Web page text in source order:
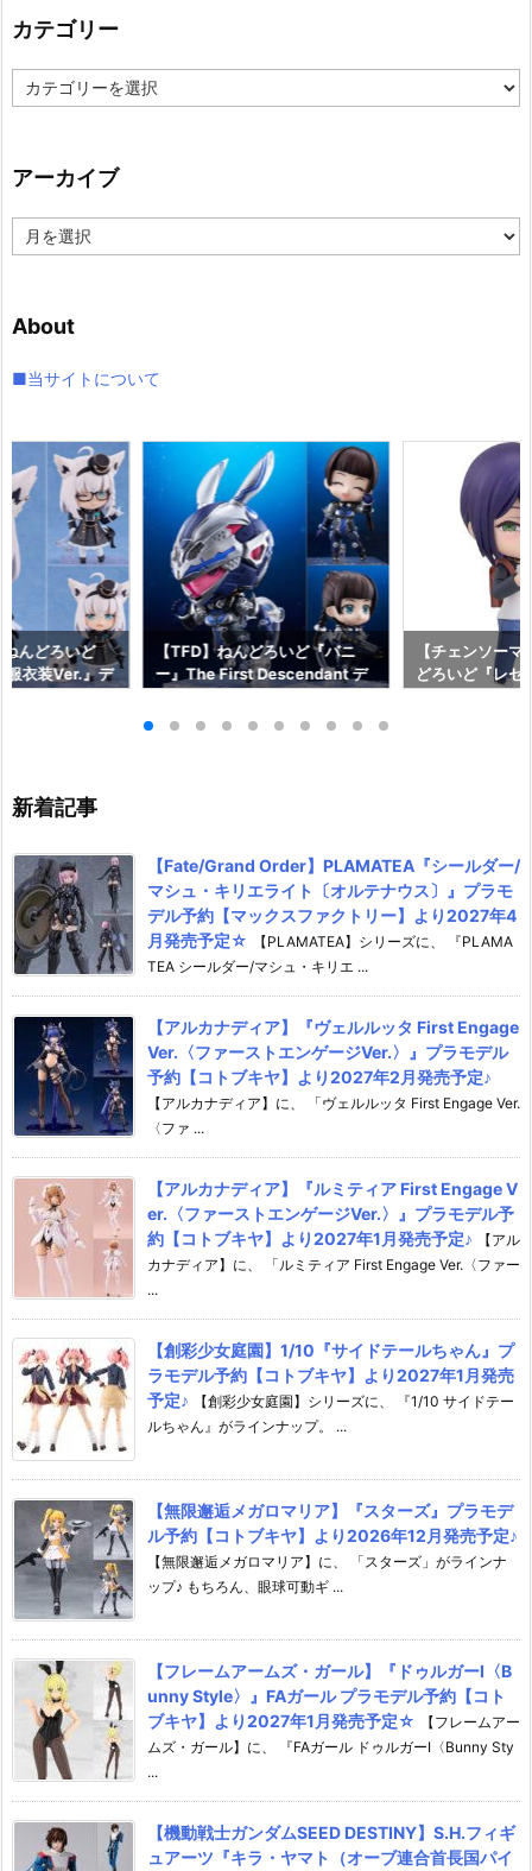
カテゴリー
テ
ー
アーカイブ
ー
ブ
About
■当サイトについて
んどろいど
服衣装Ver.』デ
【TFD】ねんどろいど『バニ
ー』The First Descendant デ
【マックスファクトリー】より
【チェンソー
どろいど『レゼ
新着記事
【Fate/Grand Order】PLAMATEA『シールダー/
マシュ・キリエライト〔オルテナウス〕』プラモ
デル予約【マックスファクトリー】より2027年4
月発売予定☆
【PLAMATEA】シリーズに、 『PLAMA
TEA シールダー/マシュ・キリエ ...
【アルカナディア】『ヴェルルッタ First Engage
Ver.〈ファーストエンゲージVer.〉』プラモデル
予約【コトブキヤ】より2027年2月発売予定♪
【アルカナディア】に、 「ヴェルルッタ First Engage Ver.
〈ファ ...
【アルカナディア】『ルミティア First Engage V
er.〈ファーストエンゲージVer.〉』プラモデル予
約【コトブキヤ】より2027年1月発売予定♪
【アル
カナディア】に、 「ルミティア First Engage Ver.〈ファー
...
【創彩少女庭園】1/10『サイドテールちゃん』プ
ラモデル予約【コトブキヤ】より2027年1月発売
予定♪
【創彩少女庭園】シリーズに、 『1/10 サイドテー
ルちゃん』がラインナップ。 ...
【無限邂逅メガロマリア】『スターズ』プラモデ
ル予約【コトブキヤ】より2026年12月発売予定♪
【無限邂逅メガロマリア】に、 「スターズ」がラインナ
ップ♪ もちろん、眼球可動ギ ...
【フレームアームズ・ガール】『ドゥルガーI〈B
unny Style〉』FAガール プラモデル予約【コト
ブキヤ】より2027年1月発売予定☆
【フレームアー
ムズ・ガール】に、 『FAガール ドゥルガーI〈Bunny Sty
...
【機動戦士ガンダムSEED DESTINY】S.H.フィギ
ュアーツ『キラ・ヤマト（オーブ連合首長国パイ